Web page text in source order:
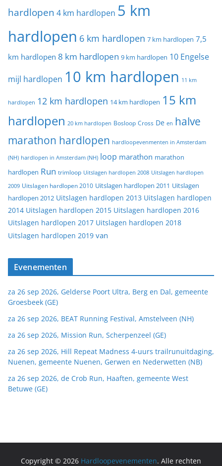
hardlopen 4 km hardlopen 5 km
hardlopen 6 km hardlopen 7 km hardlopen 7,5
km hardlopen 8 km hardlopen 9 km hardlopen 10 Engelse
mijl hardlopen 10 km hardlopen 11 km
hardlopen 12 km hardlopen 14 km hardlopen 15 km
hardlopen 20 km hardlopen Bosloop Cross De en halve
marathon hardlopen hardloopevenmenten in Amsterdam
(NH) hardlopen in Amsterdam (NH) loop marathon marathon
hardlopen Run trimloop Uitslagen hardlopen 2008 Uitslagen hardlopen
2009 Uitslagen hardlopen 2010 Uitslagen hardlopen 2011 Uitslagen
hardlopen 2012 Uitslagen hardlopen 2013 Uitslagen hardlopen
2014 Uitslagen hardlopen 2015 Uitslagen hardlopen 2016
Uitslagen hardlopen 2017 Uitslagen hardlopen 2018
Uitslagen hardlopen 2019 van
Evenementen
za 26 sep 2026, Gelderse Poort Ultra, Berg en Dal, gemeente
Groesbeek (GE)
za 26 sep 2026, BEAT Running Festival, Amstelveen (NH)
za 26 sep 2026, Mission Run, Scherpenzeel (GE)
za 26 sep 2026, Hill Repeat Madness 4-uurs trailrunuitdaging,
Nuenen, gemeente Nuenen, Gerwen en Nederwetten (NB)
za 26 sep 2026, de Crob Run, Haaften, gemeente West
Betuwe (GE)
Copyright © 2026 Hardloopevenementen. Alle rechten